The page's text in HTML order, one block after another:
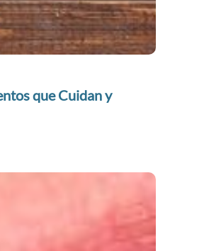
que Cuidan y